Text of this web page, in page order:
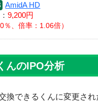
AmidA HD
9,200円
％、倍率：1.06倍
んのIPO分析
換できるくんに変更さ